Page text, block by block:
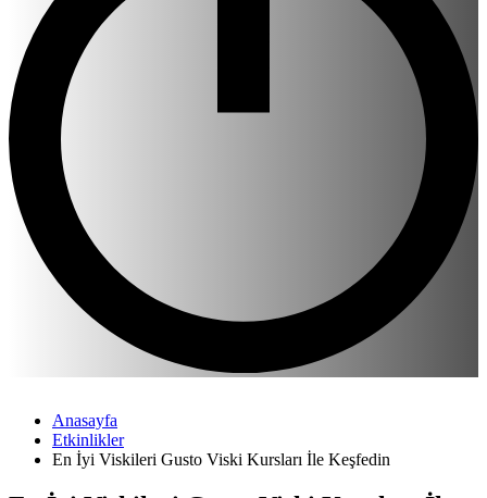
Anasayfa
Etkinlikler
En İyi Viskileri Gusto Viski Kursları İle Keşfedin